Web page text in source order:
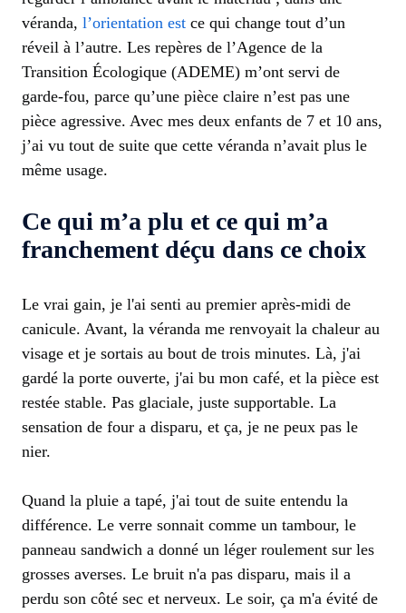
véranda, l’orientation est ce qui change tout d’un
réveil à l’autre. Les repères de l’Agence de la
Transition Écologique (ADEME) m’ont servi de
garde-fou, parce qu’une pièce claire n’est pas une
pièce agressive. Avec mes deux enfants de 7 et 10 ans,
j’ai vu tout de suite que cette véranda n’avait plus le
même usage.
Ce qui m’a plu et ce qui m’a
franchement déçu dans ce choix
Le vrai gain, je l'ai senti au premier après-midi de
canicule. Avant, la véranda me renvoyait la chaleur au
visage et je sortais au bout de trois minutes. Là, j'ai
gardé la porte ouverte, j'ai bu mon café, et la pièce est
restée stable. Pas glaciale, juste supportable. La
sensation de four a disparu, et ça, je ne peux pas le
nier.
Quand la pluie a tapé, j'ai tout de suite entendu la
différence. Le verre sonnait comme un tambour, le
panneau sandwich a donné un léger roulement sur les
grosses averses. Le bruit n'a pas disparu, mais il a
perdu son côté sec et nerveux. Le soir, ça m'a évité de